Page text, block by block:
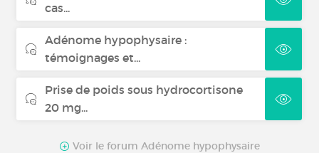
cas...
Adénome hypophysaire :
témoignages et...
Prise de poids sous hydrocortisone
20 mg...
Voir le forum Adénome hypophysaire